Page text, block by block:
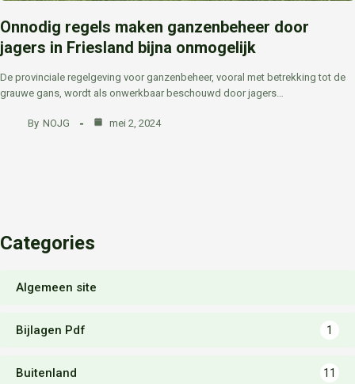
Onnodig regels maken ganzenbeheer door
jagers in Friesland bijna onmogelijk
De provinciale regelgeving voor ganzenbeheer, vooral met betrekking tot de
grauwe gans, wordt als onwerkbaar beschouwd door jagers…
By NOJG mei 2, 2024
Categories
Algemeen site
Bijlagen Pdf 1
Buitenland 11